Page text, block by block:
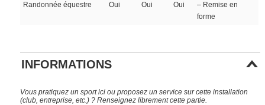
Randonnée équestre Oui Oui Oui
– Remise en
forme
INFORMATIONS
Vous pratiquez un sport ici ou proposez un service sur cette installation
(club, entreprise, etc.) ? Renseignez librement cette partie.